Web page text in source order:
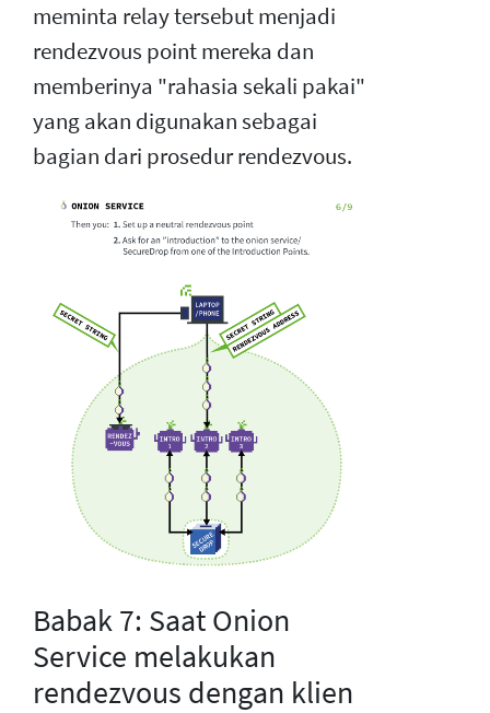
meminta relay tersebut menjadi
rendezvous point mereka dan
memberinya "rahasia sekali pakai"
yang akan digunakan sebagai
bagian dari prosedur rendezvous.
Babak 7: Saat Onion
Service melakukan
rendezvous dengan klien